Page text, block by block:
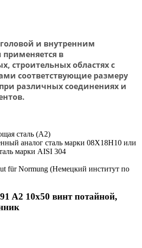
и внутренним
в
строительных областях с
соответствующие размеру
различных соединениях и
сталь (А2)
аналог сталь марки 08Х18Н10 или
марки AISI 304
für Normung (Немецкий институт по
A2 10х50 винт потайной,